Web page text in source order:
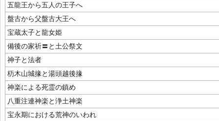
五龍王から五人の王子へ
盤古から父盤古大王へ
宝蔵太子と龍女姫
備後の家祈〓と土公祭文
神子と法者
杤木山城掾と湯頭越後掾
神楽による死霊の鎮め
八重注連神楽と浄土神楽
宝永期における荒神のいわれ